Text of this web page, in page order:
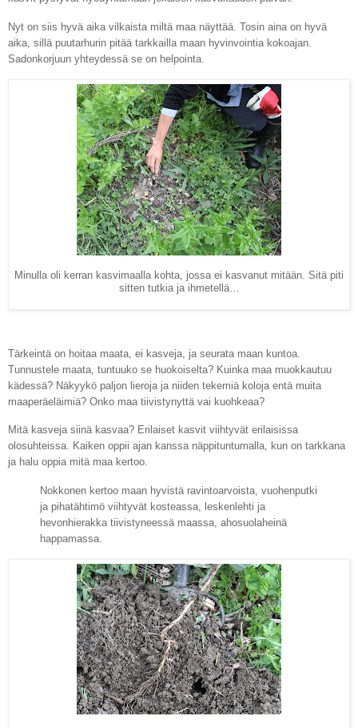
Nyt on siis hyvä aika vilkaista miltä maa näyttää. Tosin aina on hyvä
aika, sillä puutarhurin pitää tarkkailla maan hyvinvointia kokoajan.
Sadonkorjuun yhteydessä se on helpointa.
Minulla oli kerran kasvimaalla kohta, jossa ei kasvanut mitään. Sitä piti
sitten tutkia ja ihmetellä…
Tärkeintä on hoitaa maata, ei kasveja, ja seurata maan kuntoa.
Tunnustele maata, tuntuuko se huokoiselta? Kuinka maa muokkautuu
kädessä? Näkyykö paljon lieroja ja niiden tekemiä koloja entä muita
maaperäeläimiä? Onko maa tiivistynyttä vai kuohkeaa?
Mitä kasveja siinä kasvaa? Erilaiset kasvit viihtyvät erilaisissa
olosuhteissa. Kaiken oppii ajan kanssa näppituntumalla, kun on tarkkana
ja halu oppia mitä maa kertoo.
Nokkonen kertoo maan hyvistä ravintoarvoista, vuohenputki
ja pihatähtimö viihtyvät kosteassa, leskenlehti ja
hevonhierakka tiivistyneessä maassa, ahosuolaheinä
happamassa.